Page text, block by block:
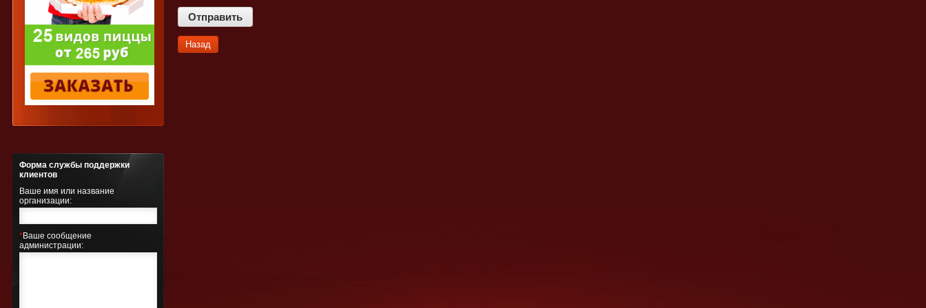
Форма службы поддержки
клиентов
Ваше имя или название
организации:
*Ваше сообщение
администрации:
Назад